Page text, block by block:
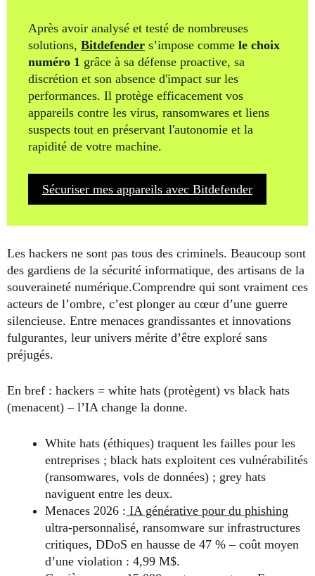
Après avoir analysé et testé de nombreuses
solutions, Bitdefender s’impose comme le choix
numéro 1 grâce à sa défense proactive, sa
discrétion et son absence d'impact sur les
performances. Il protège efficacement vos
appareils contre les virus, ransomwares et liens
suspects tout en préservant l'autonomie et la
rapidité de votre machine.
Sécuriser mes appareils avec Bitdefender
Les hackers ne sont pas tous des criminels. Beaucoup sont
des gardiens de la sécurité informatique, des artisans de la
souveraineté numérique.Comprendre qui sont vraiment ces
acteurs de l’ombre, c’est plonger au cœur d’une guerre
silencieuse. Entre menaces grandissantes et innovations
fulgurantes, leur univers mérite d’être exploré sans
préjugés.
En bref : hackers = white hats (protègent) vs black hats
(menacent) – l’IA change la donne.
White hats (éthiques) traquent les failles pour les
entreprises ; black hats exploitent ces vulnérabilités
(ransomwares, vols de données) ; grey hats
naviguent entre les deux.
Menaces 2026 : IA générative pour du phishing
ultra-personnalisé, ransomware sur infrastructures
critiques, DDoS en hausse de 47 % – coût moyen
d’une violation : 4,99 M$.